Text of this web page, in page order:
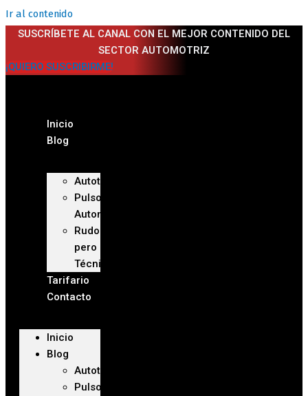
Ir al contenido
SUSCRÍBETE AL CANAL CON EL MEJOR CONTENIDO DEL
SECTOR AUTOMOTRIZ
¡QUIERO SUSCRIBIRME!
Inicio
Blog
Autoteca
Pulso
Automotriz
Rudo
pero
Técnico
Tarifario
Contacto
Inicio
Blog
Autoteca
Pulso